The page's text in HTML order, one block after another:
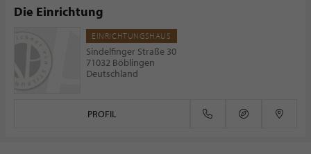
Die Einrichtung
EINRICHTUNGSHAUS
Sindelfinger Straße 30
71032 Böblingen
Deutschland
PROFIL